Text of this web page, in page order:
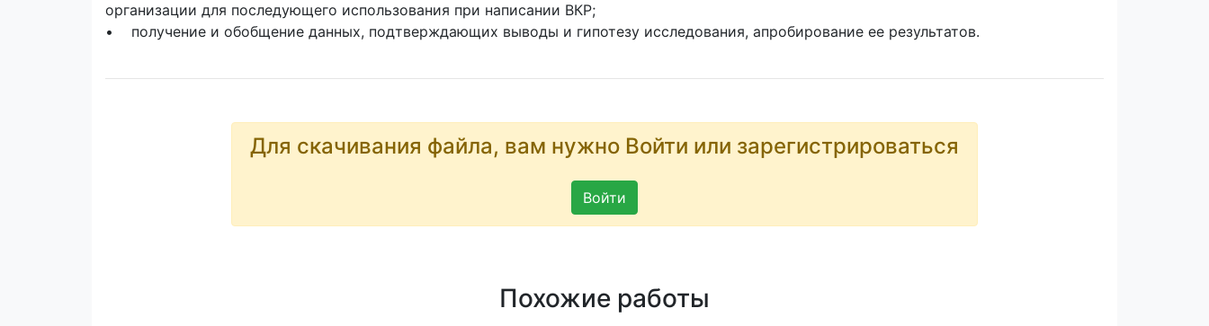
организации для последующего использования при написании ВКР;
• получение и обобщение данных, подтверждающих выводы и гипотезу исследования, апробирование ее результатов.
Для скачивания файла, вам нужно Войти или зарегистрироваться
Войти
Похожие работы